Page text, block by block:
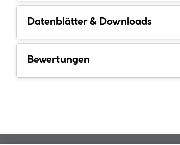
Datenblätter & Downloads
Bewertungen